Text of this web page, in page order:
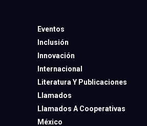
Eventos
Inclusión
Innovación
Internacional
Literatura Y Publicaciones
Llamados
Llamados A Cooperativas
México